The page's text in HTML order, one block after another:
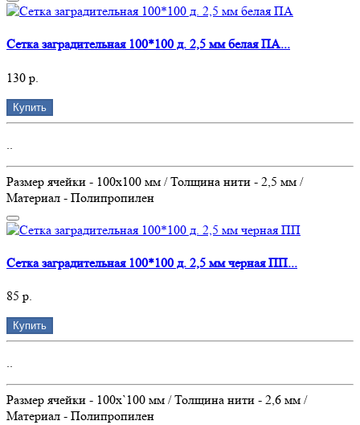
Сетка заградительная 100*100 д. 2,5 мм белая ПА...
130 р.
Купить
Размер ячейки - 100х100 мм / Толщина нити - 2,5 мм /
Материал - Полипропилен
Сетка заградительная 100*100 д. 2,5 мм черная ПП...
85 р.
Купить
..
Размер ячейки - 100х`100 мм / Толщина нити - 2,6 мм /
Материал - Полипропилен